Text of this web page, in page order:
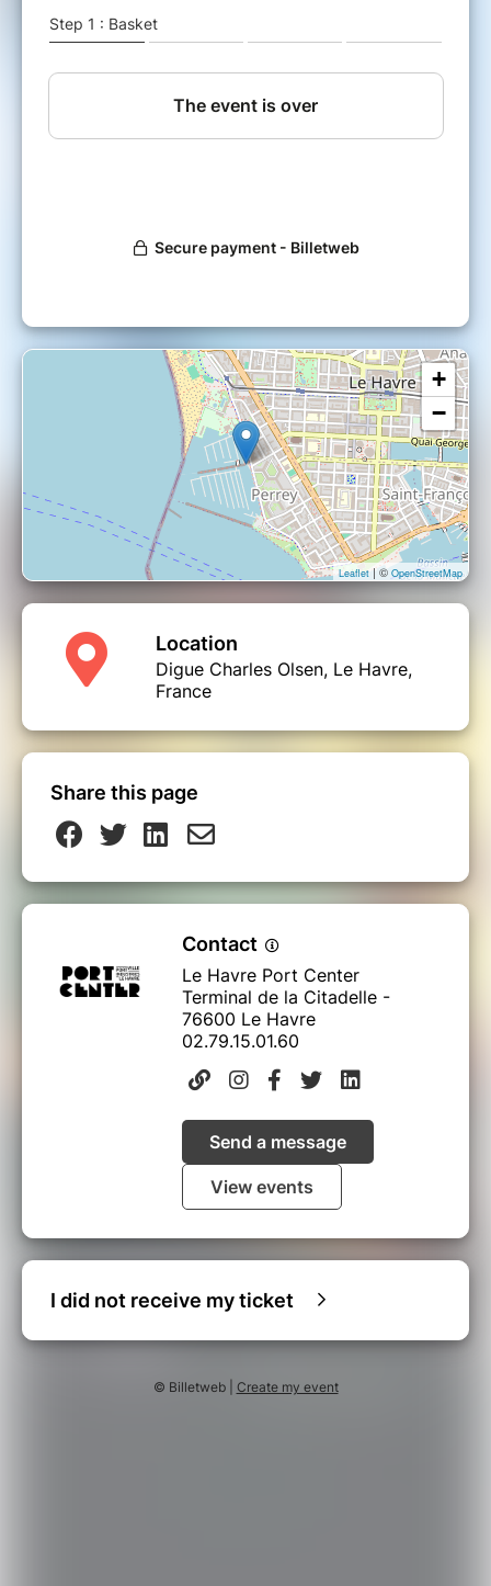
+
−
Leaflet | © OpenStreetMap
Location
Digue Charles Olsen, Le Havre,
France
Share this page
Contact
Le Havre Port Center
Terminal de la Citadelle -
76600 Le Havre
02.79.15.01.60
Send a message
View events
I did not receive my ticket
© Billetweb | Create my event